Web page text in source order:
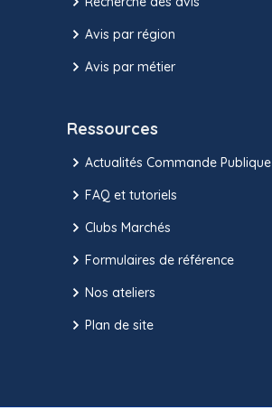
Avis par région
Avis par métier
Ressources
Actualités Commande Publique
FAQ et tutoriels
Clubs Marchés
Formulaires de référence
Nos ateliers
Plan de site